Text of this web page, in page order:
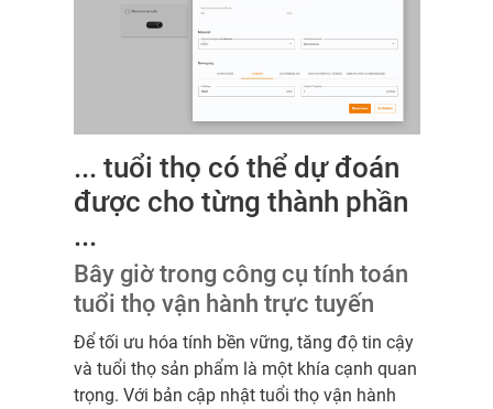
... tuổi thọ có thể dự đoán
được cho từng thành phần
...
Bây giờ trong công cụ tính toán
tuổi thọ vận hành trực tuyến
Để tối ưu hóa tính bền vững, tăng độ tin cậy
và tuổi thọ sản phẩm là một khía cạnh quan
trọng. Với bản cập nhật tuổi thọ vận hành